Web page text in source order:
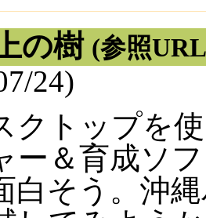
の樹 (参照
24)
クトップを
ー＆育成ソ
白そう。沖